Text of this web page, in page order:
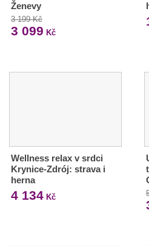
Ženevy
3 199 Kč
3 099 Kč
Wellness relax v srdci
Krynice-Zdrój: strava i
herna
4 134 Kč